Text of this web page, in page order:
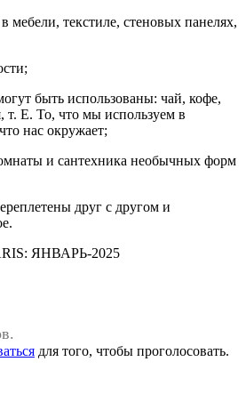
мебели, текстиле, стеновых панелях,
быть использованы: чай, кофе,
т. Е. То, что мы используем в
нас окружает;
и сантехника необычных форм
друг с другом и
для того, чтобы проголосовать.